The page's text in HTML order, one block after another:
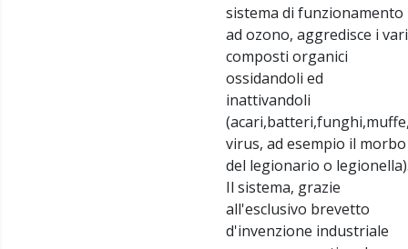
sistema di funzionamento
ad ozono, aggredisce i vari
composti organici
ossidandoli ed
inattivandoli
virus, ad esempio il morbo
del legionario o
Il sistema, grazie
all'esclusivo brevetto
d'invenzione industriale